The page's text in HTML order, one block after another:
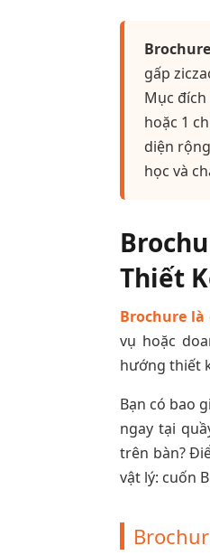
gấp
Mục
hoặc 1
diện
học và
Thiết
Brochure là
vụ hoặc
hướng thiết
Bạn có bao
ngay tại
trên bàn?
vật lý: cuốn